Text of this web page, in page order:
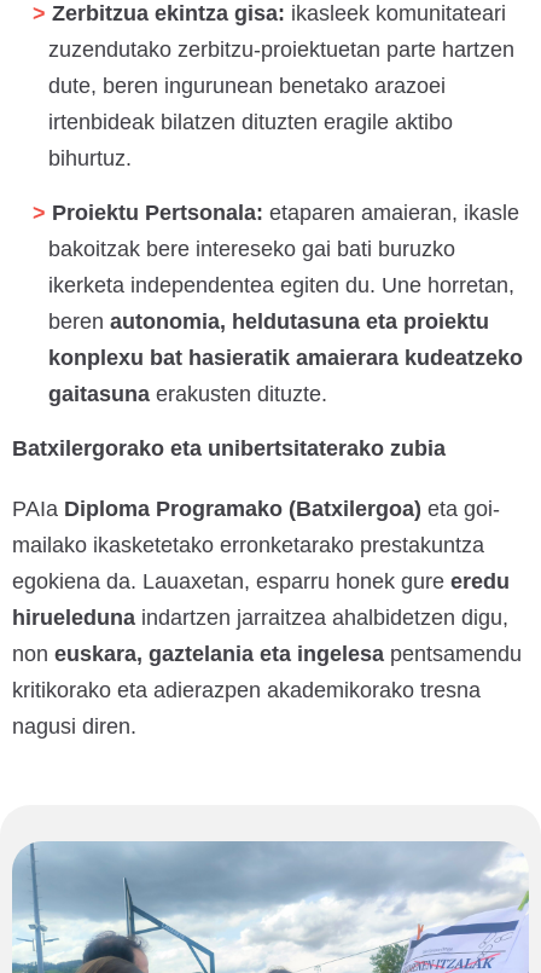
Zerbitzua ekintza gisa: ikasleek komunitateari
zuzendutako zerbitzu-proiektuetan parte hartzen
dute, beren ingurunean benetako arazoei
irtenbideak bilatzen dituzten eragile aktibo
bihurtuz.
Proiektu Pertsonala: etaparen amaieran, ikasle
bakoitzak bere intereseko gai bati buruzko
ikerketa independentea egiten du. Une horretan,
beren autonomia, heldutasuna eta proiektu
konplexu bat hasieratik amaierara kudeatzeko
gaitasuna erakusten dituzte.
Batxilergorako eta unibertsitaterako zubia
PAIa Diploma Programako (Batxilergoa) eta goi-
mailako ikasketetako erronketarako prestakuntza
egokiena da. Lauaxetan, esparru honek gure eredu
hirueleduna indartzen jarraitzea ahalbidetzen digu,
non euskara, gaztelania eta ingelesa pentsamendu
kritikorako eta adierazpen akademikorako tresna
nagusi diren.